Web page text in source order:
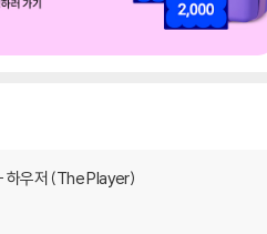
하우저 (The Player)